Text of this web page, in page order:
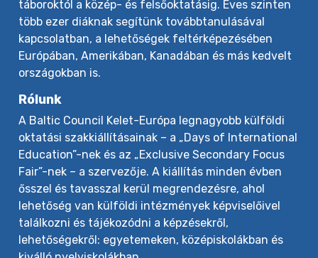
táboroktól a közép- és felsőoktatásig. Éves szinten
több ezer diáknak segítünk továbbtanulásával
kapcsolatban, a lehetőségek feltérképezésében
Európában, Amerikában, Kanadában és más kedvelt
országokban is.
Rólunk
A Baltic Council Kelet-Európa legnagyobb külföldi
oktatási szakkiállításainak – a „Days of International
Education”-nek és az „Exclusive Secondary Focus
Fair”-nek – a szervezője. A kiállítás minden évben
ősszel és tavasszal kerül megrendezésre, ahol
lehetőség van külföldi intézmények képviselőivel
találkozni és tájékozódni a képzésekről,
lehetőségekről: egyetemeken, középiskolákban és